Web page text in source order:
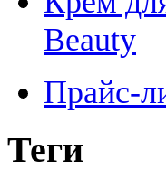
Beauty
Прайс-
Теги